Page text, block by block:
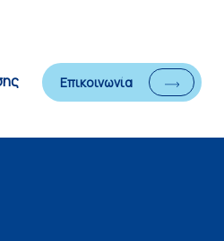
Επικοινωνία